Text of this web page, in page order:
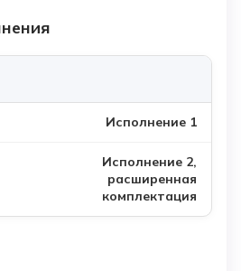
Исполнение 1
Исполнение 2,
расширенная
комплектация